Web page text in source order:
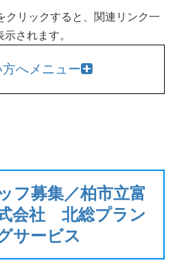
リックすると、関連リンク一
示されます。
へメニュー
フ募集／柏市立富
会社 北総プラン
サービス